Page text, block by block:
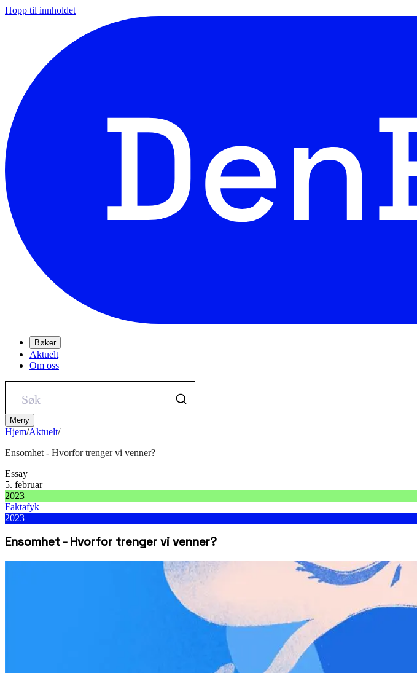
Hopp til innholdet
Bøker
Aktuelt
Om oss
Meny
Hjem/Aktuelt/
Ensomhet - Hvorfor trenger vi venner?
Essay
5. februar
2023
Faktafyk
2023
Ensomhet - Hvorfor trenger vi venner?